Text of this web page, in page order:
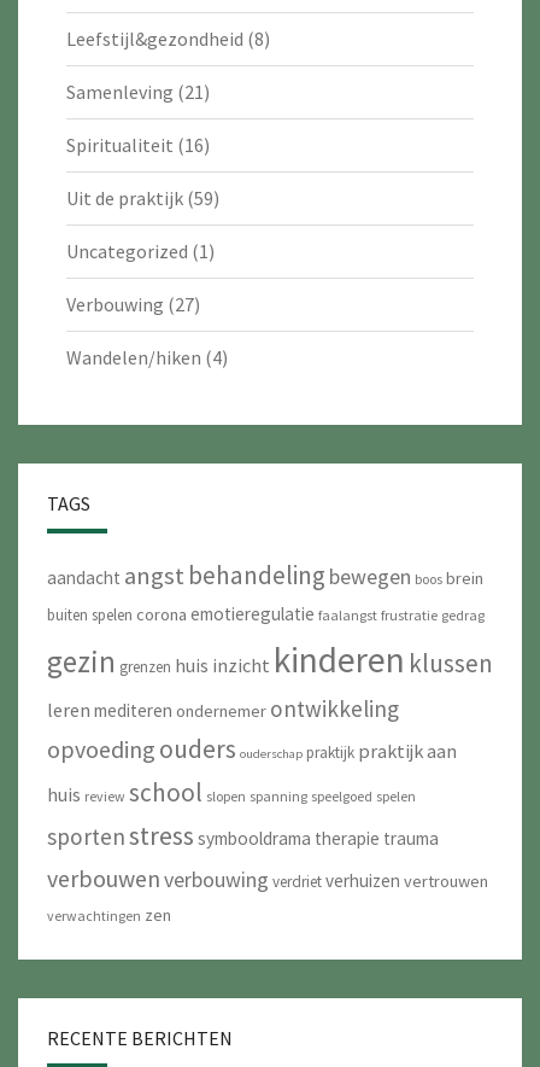
Leefstijl&gezondheid (8)
Samenleving (21)
Spiritualiteit (16)
Uit de praktijk (59)
Uncategorized (1)
Verbouwing (27)
Wandelen/hiken (4)
TAGS
aandacht angst behandeling bewegen boos brein
buiten spelen corona emotieregulatie faalangst frustratie gedrag
gezin grenzen huis inzicht kinderen klussen
leren mediteren ondernemer ontwikkeling
opvoeding ouders ouderschap praktijk praktijk aan
huis review school slopen spanning speelgoed spelen
sportenstress symbooldrama therapie trauma
verbouwenverbouwing verdrietverhuizen vertrouwen
verwachtingen zen
RECENTE BERICHTEN